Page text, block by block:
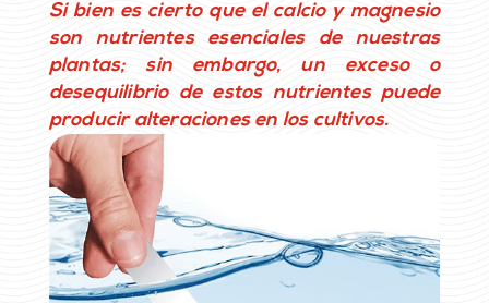
Si bien es cierto que el calcio y magnesio
son nutrientes esenciales de nuestras
plantas; sin embargo, un exceso o
desequilibrio de estos nutrientes puede
producir alteraciones en los cultivos.